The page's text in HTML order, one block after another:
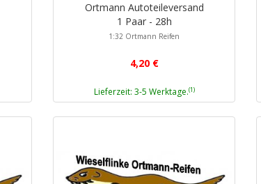
Ortmann Autoteileversand
1 Paar - 28h
1:32 Ortmann Reifen
4,20 €
Lieferzeit: 3-5 Werktage.(1)